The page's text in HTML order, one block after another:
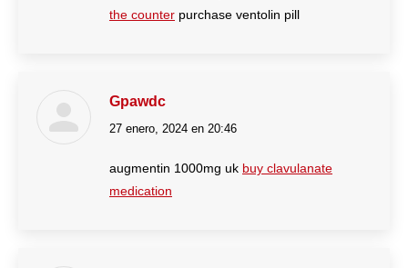
the counter purchase ventolin pill
Gpawdc
dice:
27 enero, 2024 en 20:46
augmentin 1000mg uk buy clavulanate
medication